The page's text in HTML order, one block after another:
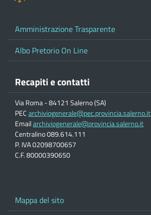
Amministrazione Trasparente
Albo Pretorio On Line
Recapiti e contatti
Via Roma - 84121 Salerno (SA)
PECarchiviogenerale@pec.provincia.salerno.it
Emailarchiviogenerale@provincia.salerno.it
Centralino 089.614.111
P. IVA 02098700657
C.F. 80000390650
Mappa del sito